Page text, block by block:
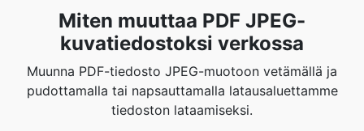
Miten muuttaa PDF JPEG-
kuvatiedostoksi verkossa
Muunna PDF-tiedosto JPEG-muotoon vetämällä ja
pudottamalla tai napsauttamalla latausaluettamme
tiedoston lataamiseksi.